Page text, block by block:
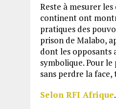
Reste à mesurer
continent ont
pratiques des
prison de Malabo,
dont les opposants
symbolique. Pour le
sans perdre la
Selon RFI Afrique.